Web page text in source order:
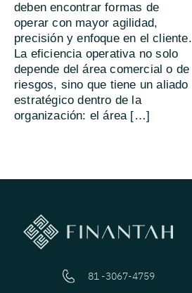
deben encontrar formas de
operar con mayor agilidad,
precisión y enfoque en el cliente.
La eficiencia operativa no solo
depende del área comercial o de
riesgos, sino que tiene un aliado
estratégico dentro de la
organización: el área […]
81 -3067-4759